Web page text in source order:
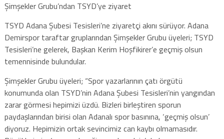
Şimşekler Grubu’ndan TSYD’ye ziyaret
TSYD Adana Şubesi Tesisleri’ne ziyaretçi akını sürüyor. Adana
Demirspor taraftar gruplarından Şimşekler Grubu üyeleri; TSYD
Tesisleri’ne gelerek, Başkan Kerim Hoşfikirer’e geçmiş olsun
temennisinde bulundular.
Şimşekler Grubu üyeleri; “Spor yazarlarının çatı örgütü
konumunda olan TSYD’nin Adana Şubesi Tesisleri’nin yangından
zarar görmesi hepimizi üzdü. Bizleri birleştiren sporun
paydaşlarından birisi olan Adanalı spor basınına, ‘geçmiş olsun’
diyoruz. Hepimizin ortak sevincimiz can kaybı olmamasıdır.